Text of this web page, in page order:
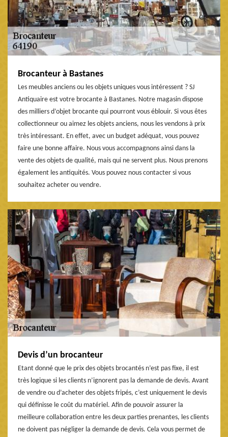
Brocanteur à Bastanes
Les meubles anciens ou les objets uniques vous intéressent ? SJ
Antiquaire est votre brocante à Bastanes. Notre magasin dispose
des milliers d’objet brocante qui pourront vous éblouir. Si vous êtes
collectionneur ou aimez les objets anciens, nous les vendons à prix
très intéressant. En effet, avec un budget adéquat, vous pouvez
faire une bonne affaire. Nous vous accompagnons ainsi dans la
vente des objets de qualité, mais qui ne servent plus. Nous prenons
également les antiquités. Vous pouvez nous contacter si vous
souhaitez acheter ou vendre.
Devis d’un brocanteur
Etant donné que le prix des objets brocantés n’est pas fixe, il est
très logique si les clients n’ignorent pas la demande de devis. Avant
de vendre ou d’acheter des objets fripés, c’est uniquement le devis
qui définisse le coût du matériel. Afin de pouvoir assurer la
meilleure collaboration entre les deux parties prenantes, les clients
ne doivent pas négliger la demande de devis. Cela vous permet de